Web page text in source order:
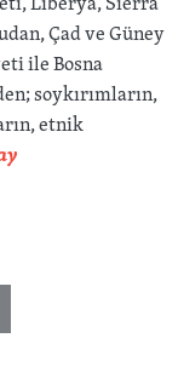
Çad ve Güney
ile Bosna
soykırımların,
etnik